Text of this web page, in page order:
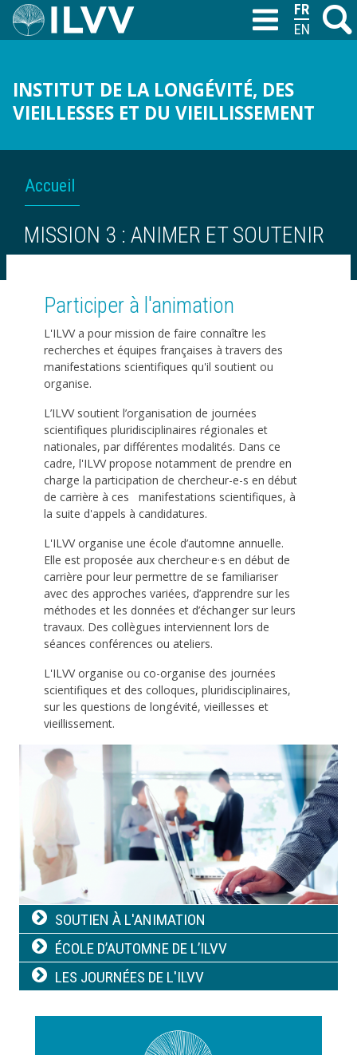
Aller
au
M
INSTITUT DE LA LONGÉVITÉ, DES
VIEILLESSES ET DU VIEILLISSEMENT
T
FIL
D'ARIANE
Accueil
MISSION 3 : ANIMER ET SOUTENIR
Participer à l'animation
L'ILVV a pour mission de faire connaître les
recherches et équipes françaises à travers des
manifestations scientifiques qu'il soutient ou
organise.
L’ILVV soutient l’organisation de journées
scientifiques pluridisciplinaires régionales et
nationales, par différentes modalités. Dans ce
cadre, l'ILVV propose notamment de prendre en
charge la participation de chercheur-e-s en début
de carrière à ces manifestations scientifiques, à
la suite d'appels à candidatures.
L'ILVV organise une école d’automne annuelle.
Elle est proposée aux chercheur·e·s en début de
carrière pour leur permettre de se familiariser
avec des approches variées, d’apprendre sur les
méthodes et les données et d’échanger sur leurs
travaux. Des collègues interviennent lors de
séances conférences ou ateliers.
L'ILVV organise ou co-organise des journées
scientifiques et des colloques, pluridisciplinaires,
sur les questions de longévité, vieillesses et
vieillissement.
Image
Navigation
principale
SOUTIEN À L'ANIMATION
ÉCOLE D’AUTOMNE DE L’ILVV
LES JOURNÉES DE L'ILVV
FRANÇAIS
ENGLISH